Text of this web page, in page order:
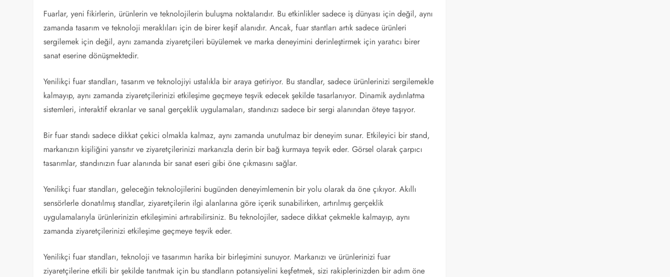
Fuarlar, yeni fikirlerin, ürünlerin ve teknolojilerin buluşma noktalarıdır. Bu etkinlikler sadece iş dünyası için değil, aynı
zamanda tasarım ve teknoloji meraklıları için de birer keşif alanıdır. Ancak, fuar stantları artık sadece ürünleri
sergilemek için değil, aynı zamanda ziyaretçileri büyülemek ve marka deneyimini derinleştirmek için yaratıcı birer
sanat eserine dönüşmektedir.
Yenilikçi fuar standları, tasarım ve teknolojiyi ustalıkla bir araya getiriyor. Bu standlar, sadece ürünlerinizi sergilemekle
kalmayıp, aynı zamanda ziyaretçilerinizi etkileşime geçmeye teşvik edecek şekilde tasarlanıyor. Dinamik aydınlatma
sistemleri, interaktif ekranlar ve sanal gerçeklik uygulamaları, standınızı sadece bir sergi alanından öteye taşıyor.
Bir fuar standı sadece dikkat çekici olmakla kalmaz, aynı zamanda unutulmaz bir deneyim sunar. Etkileyici bir stand,
markanızın kişiliğini yansıtır ve ziyaretçilerinizi markanızla derin bir bağ kurmaya teşvik eder. Görsel olarak çarpıcı
tasarımlar, standınızın fuar alanında bir sanat eseri gibi öne çıkmasını sağlar.
Yenilikçi fuar standları, geleceğin teknolojilerini bugünden deneyimlemenin bir yolu olarak da öne çıkıyor. Akıllı
sensörlerle donatılmış standlar, ziyaretçilerin ilgi alanlarına göre içerik sunabilirken, artırılmış gerçeklik
uygulamalarıyla ürünlerinizin etkileşimini artırabilirsiniz. Bu teknolojiler, sadece dikkat çekmekle kalmayıp, aynı
zamanda ziyaretçilerinizi etkileşime geçmeye teşvik eder.
Yenilikçi fuar standları, teknoloji ve tasarımın harika bir birleşimini sunuyor. Markanızı ve ürünlerinizi fuar
ziyaretçilerine etkili bir şekilde tanıtmak için bu standların potansiyelini keşfetmek, sizi rakiplerinizden bir adım öne